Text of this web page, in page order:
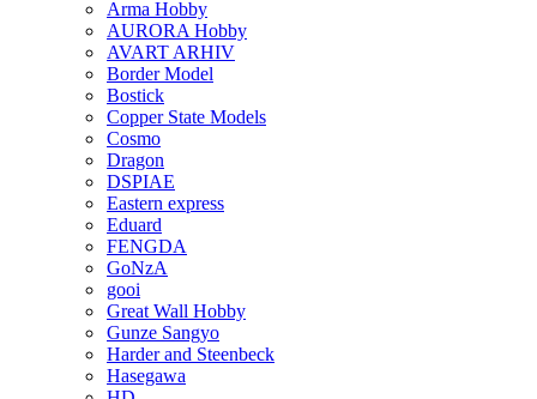
Arma Hobby
AURORA Hobby
AVART ARHIV
Border Model
Bostick
Copper State Models
Cosmo
Dragon
DSPIAE
Eastern express
Eduard
FENGDA
GoNzA
gooi
Great Wall Hobby
Gunze Sangyo
Harder and Steenbeck
Hasegawa